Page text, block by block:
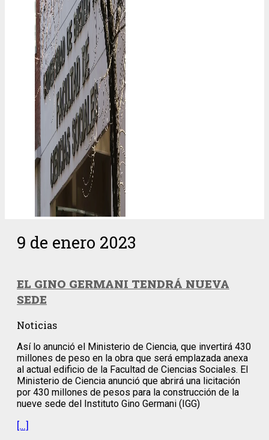
9 de enero 2023
EL GINO GERMANI TENDRÁ NUEVA
SEDE
Noticias
Así lo anunció el Ministerio de Ciencia, que invertirá 430
millones de peso en la obra que será emplazada anexa
al actual edificio de la Facultad de Ciencias Sociales. El
Ministerio de Ciencia anunció que abrirá una licitación
por 430 millones de pesos para la construcción de la
nueve sede del Instituto Gino Germani (IGG)
[…]